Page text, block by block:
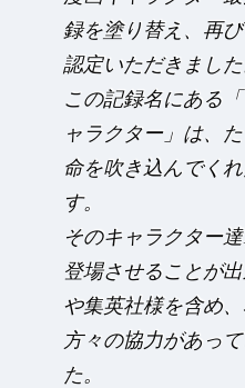
録を塗り替え、再
認定いただきました
この記録名にある
ャラクター」は、
命を吹き込んでく
す。
そのキャラクター
登場させることが
や集英社様を含め
方々の協力があっ
た。